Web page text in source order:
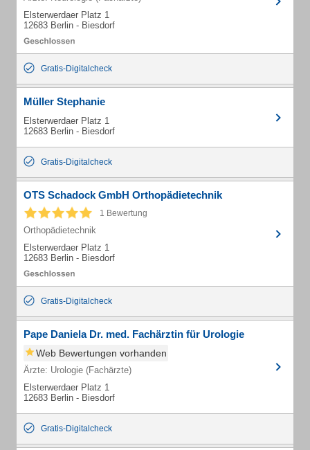
Elsterwerdaer Platz 1
12683 Berlin - Biesdorf
Gratis-Digitalcheck
Müller Stephanie
Elsterwerdaer Platz 1
12683 Berlin - Biesdorf
Gratis-Digitalcheck
OTS Schadock GmbH Orthopädietechnik
1 Bewertung
Orthopädietechnik
Elsterwerdaer Platz 1
12683 Berlin - Biesdorf
Gratis-Digitalcheck
Pape Daniela Dr. med. Fachärztin für Urologie
Web Bewertungen vorhanden
Ärzte: Urologie (Fachärzte)
Elsterwerdaer Platz 1
12683 Berlin - Biesdorf
Gratis-Digitalcheck